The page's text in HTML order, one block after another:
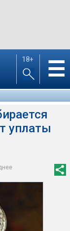
18+ ☰
уплаты